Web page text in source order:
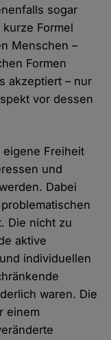
sogar
Formel
Menschen –
Formen
akzeptiert – nur
vor dessen
eigene Freiheit
und
Dabei
Die nicht zu
aktive
individuellen
waren. Die
einem